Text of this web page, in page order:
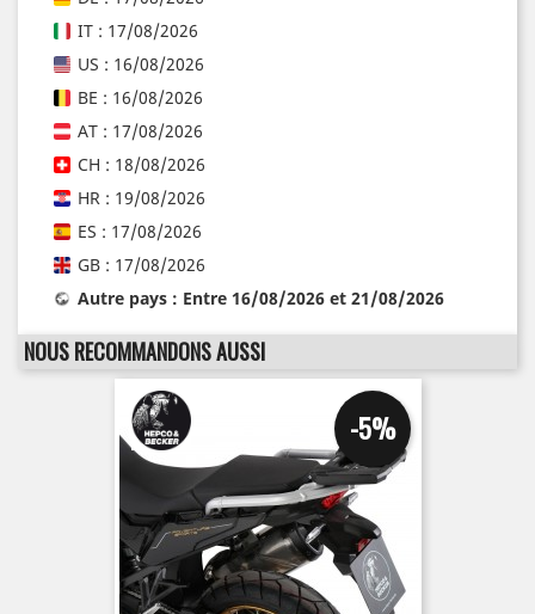
IT : 17/08/2026
US : 16/08/2026
BE : 16/08/2026
AT : 17/08/2026
CH : 18/08/2026
HR : 19/08/2026
ES : 17/08/2026
GB : 17/08/2026
Autre pays : Entre 16/08/2026 et 21/08/2026
NOUS RECOMMANDONS AUSSI
-5%